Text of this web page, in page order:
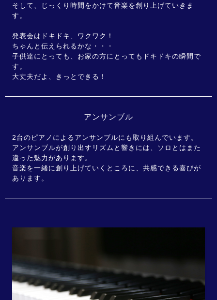
そして、じっくり時間をかけて音楽を創り上げていきま
す。
発表会はドキドキ、ワクワク！
ちゃんと伝えられるかな・・・
子供達にとっても、お家の方にとってもドキドキの瞬間で
す。
大丈夫だよ、きっとできる！
アンサンブル
2台のピアノによるアンサンブルにも取り組んでいます。
アンサンブルが創り出すリズムと響きには、ソロとはまた
違った魅力があります。
音楽を一緒に創り上げていくところに、共感できる喜びが
あります。